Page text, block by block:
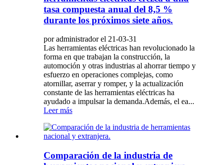
tasa compuesta anual del 8,5 %
durante los próximos siete años.
por administrador el 21-03-31
Las herramientas eléctricas han revolucionado la
forma en que trabajan la construcción, la
automoción y otras industrias al ahorrar tiempo y
esfuerzo en operaciones complejas, como
atornillar, aserrar y romper, y la actualización
constante de las herramientas eléctricas ha
ayudado a impulsar la demanda.Además, el ea...
Leer más
Comparación de la industria de